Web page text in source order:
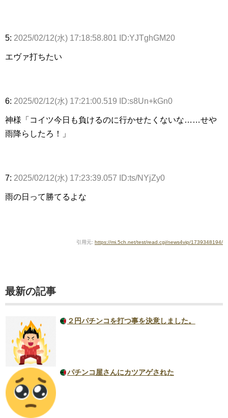
5: 2025/02/12(水) 17:18:58.801 ID:YJTghGM20
エヴァ打ちたい
6: 2025/02/12(水) 17:21:00.519 ID:s8Un+kGn0
神様「コイツ今日も負けるのに行かせたくないな……せや
雨降らしたろ！」
7: 2025/02/12(水) 17:23:39.057 ID:ts/NYjZy0
雨の日って勝てるよな
引用元: https://mi.5ch.net/test/read.cgi/news4vip/1739348194/
最新の記事
２円パチンコを打つ事を決意しました。
パチンコ屋さんにカツアゲされた